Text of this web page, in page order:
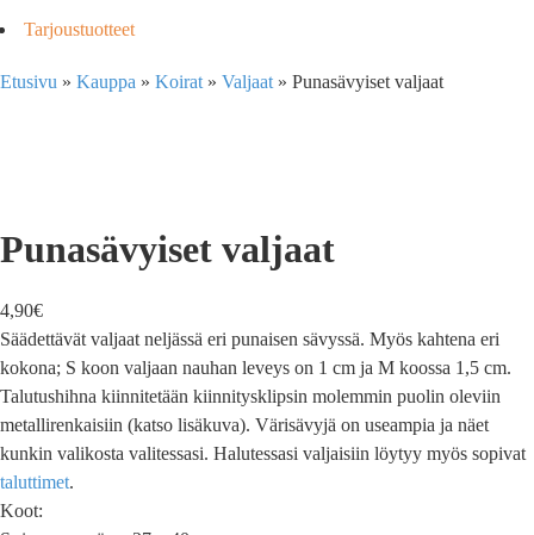
Tarjoustuotteet
Etusivu » Kauppa » Koirat » Valjaat » Punasävyiset valjaat
Punasävyiset valjaat
4,90€
Säädettävät valjaat neljässä eri punaisen sävyssä. Myös kahtena eri
kokona; S koon valjaan nauhan leveys on 1 cm ja M koossa 1,5 cm.
Talutushihna kiinnitetään kiinnitysklipsin molemmin puolin oleviin
metallirenkaisiin (katso lisäkuva). Värisävyjä on useampia ja näet
kunkin valikosta valitessasi. Halutessasi valjaisiin löytyy myös sopivat
taluttimet.
Koot: